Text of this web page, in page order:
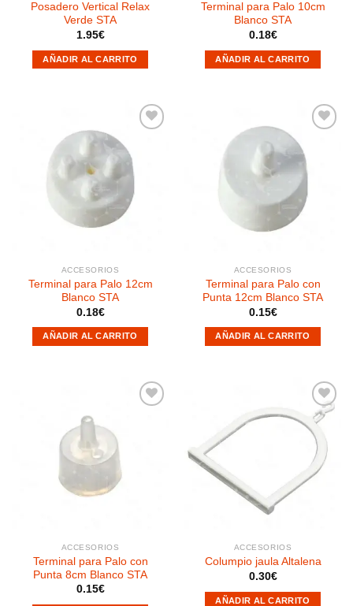
Posadero Vertical Relax
Verde STA
1.95€
AÑADIR AL CARRITO
Terminal para Palo 10cm
Blanco STA
0.18€
AÑADIR AL CARRITO
Añadir
deseos
ACCESORIOS
Terminal para Palo 12cm
Blanco STA
0.18€
AÑADIR AL CARRITO
deseos
ACCESORIOS
Terminal para Palo con
Punta 12cm Blanco STA
0.15€
AÑADIR AL CARRITO
ACCESORIOS
Terminal para Palo con
Punta 8cm Blanco STA
0.15€
Añadir
a la
lista de
deseos
ACCESORIOS
Columpio jaula Altalena
0.30€
AÑADIR AL CARRITO